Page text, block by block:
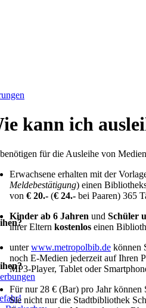
kann ich
für die Ausleihe von
Erwachsene erhalten mit der
Meldebestätigung) einen
von € 20.- (€ 24.- bei Paaren) 365
Kinder ab 6 Jahren und Schüler
ihrer Eltern kostenlos einen
unterwww.metropolbib.de können
noch E-Medien jederzeit auf Ihren
MP3-Player, Tablet oder
Für nur 28 € (Bar) pro Jahr können
Sie nicht nur die Stadtbibliothek